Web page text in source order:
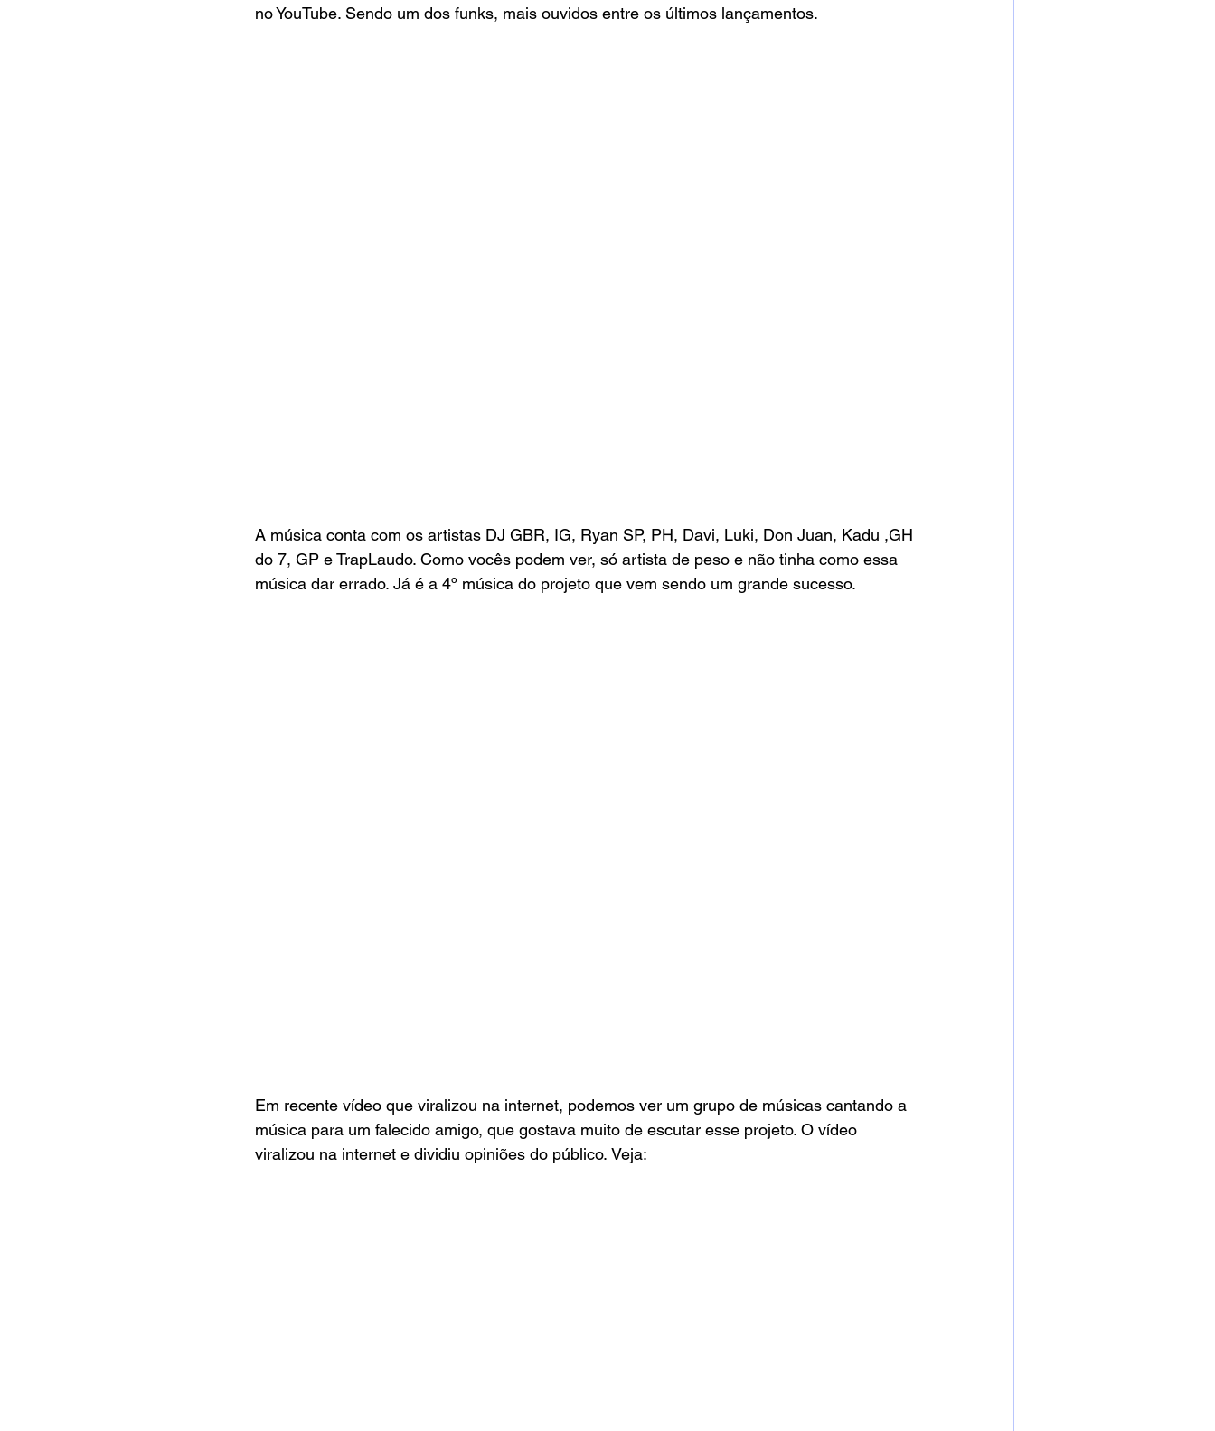
no YouTube. Sendo um dos funks, mais ouvidos entre os últimos lançamentos.
A música conta com os artistas DJ GBR, IG, Ryan SP, PH, Davi, Luki, Don Juan, Kadu ,GH
do 7, GP e TrapLaudo. Como vocês podem ver, só artista de peso e não tinha como essa
música dar errado. Já é a 4º música do projeto que vem sendo um grande sucesso.
Em recente vídeo que viralizou na internet, podemos ver um grupo de músicas cantando a
música para um falecido amigo, que gostava muito de escutar esse projeto. O vídeo
viralizou na internet e dividiu opiniões do público. Veja: